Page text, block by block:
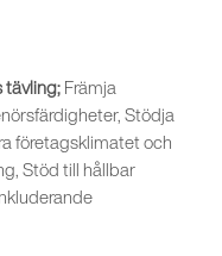
tävling;Främja
Stödja
företagsklimatet och
Stöd till hållbar